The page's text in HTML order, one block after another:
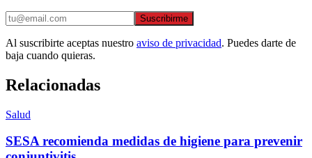
Suscribirme
Al suscribirte aceptas nuestro aviso de privacidad. Puedes darte de
baja cuando quieras.
Relacionadas
Salud
SESA recomienda medidas de higiene para prevenir